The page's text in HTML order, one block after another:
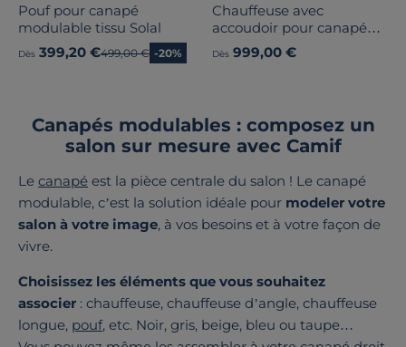
Pouf pour canapé
modulable tissu Solal
Dès 399,20 €Ancien prix
499,00 € -20%
Chauffeuse avec
accoudoir pour canapé
modulable tissu Solenn
Dès 999,00 €
Canapés modulables : composez un
salon sur mesure avec Camif
Le canapé est la pièce centrale du salon ! Le canapé
modulable, c’est la solution idéale pour modeler votre
salon à votre image, à vos besoins et à votre façon de
vivre.
Choisissez les éléments que vous souhaitez
associer : chauffeuse, chauffeuse d’angle, chauffeuse
longue, pouf, etc. Noir, gris, beige, bleu ou taupe…